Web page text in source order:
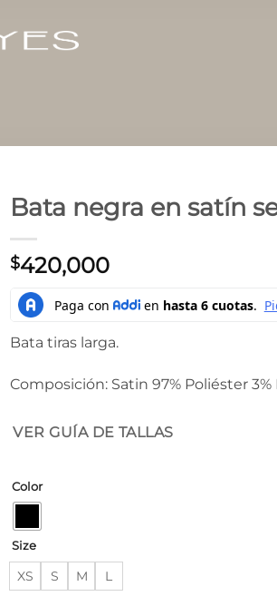
Bata negra en satín
$420,000
Bata tiras larga.
Composición: Satin 97% Poliéster 3%
VER GUÍA DE TALLAS
Color
Size
XS S M L